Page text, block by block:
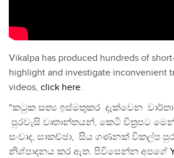
Vikalpa has produced hundreds of
highlight and investigate inconvenient
videos, click here.
"කටුක සත්‍ය ඉස්මතුකර දැක්වෙන
පුරවැසි වෘතාන්තයන්, කෙටි චිත්‍රපට
සංවාද, සාකච්ඡා, සිය ගණනක් විකල්ප
නිශ්පාදනය කර ඇත. පිවිසෙන්න අපගේ